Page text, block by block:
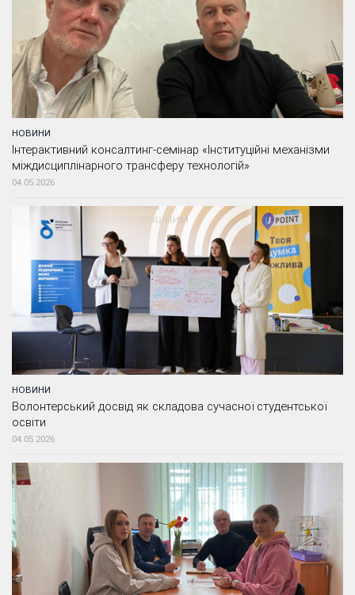
НОВИНИ
Інтерактивний консалтинг-семінар «Інституційні механізми
міждисциплінарного трансферу технологій»
04.05.2026
НОВИНИ
Волонтерський досвід як складова сучасної студентської
освіти
04.05.2026